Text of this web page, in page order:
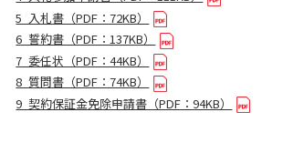
5_入札書（PDF：72KB）
6_誓約書（PDF：137KB）
7_委任状（PDF：44KB）
8_質問書（PDF：74KB）
9_契約保証金免除申請書（PDF：94KB）